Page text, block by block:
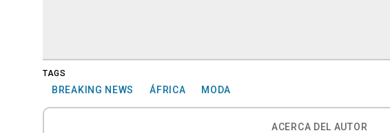
TAGS
BREAKING NEWS ÁFRICA MODA
ACERCA DEL AUTOR